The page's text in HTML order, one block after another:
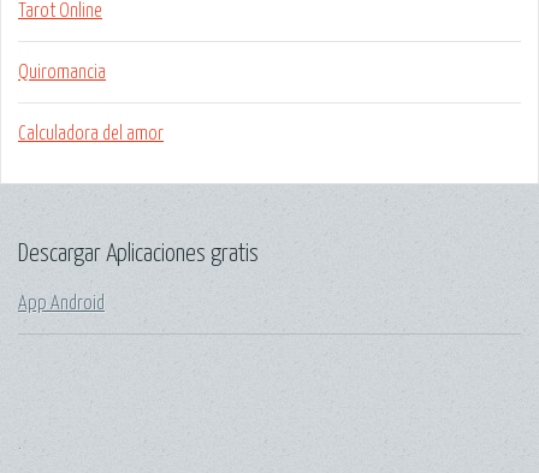
Tarot Online
Quiromancia
Calculadora del amor
Descargar Aplicaciones gratis
App Android